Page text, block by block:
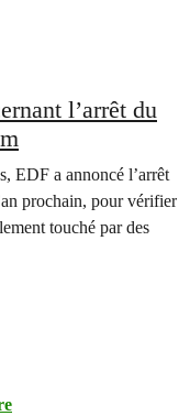
l’arrêt du
EDF a annoncé l’arrêt
prochain, pour vérifier
touché par des